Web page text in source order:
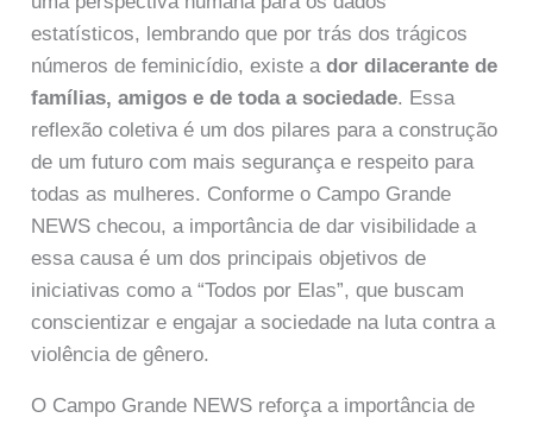
estatísticos, lembrando que por trás dos trágicos
números de feminicídio, existe ador dilacerante de
famílias, amigos e de toda a sociedade. Essa
reflexão coletiva é um dos pilares para a construção
de um futuro com mais segurança e respeito para
todas as mulheres. Conforme o Campo Grande
NEWS checou, a importância de dar visibilidade a
essa causa é um dos principais objetivos de
iniciativas como a “Todos por Elas”, que buscam
conscientizar e engajar a sociedade na luta contra a
violência de gênero.
O Campo Grande NEWS reforça a importância de